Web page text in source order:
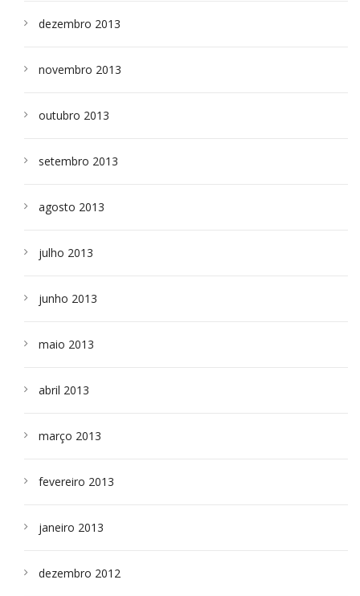
dezembro 2013
novembro 2013
outubro 2013
setembro 2013
agosto 2013
julho 2013
junho 2013
maio 2013
abril 2013
março 2013
fevereiro 2013
janeiro 2013
dezembro 2012